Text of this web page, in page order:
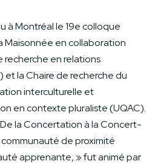
à Montréal le 19e colloque
Maisonnée en collaboration
en relations
et la Chaire de recherche du
interculturelle et
en contexte pluraliste (UQAC).
la Concertation à la Concert-
de proximité
apprenante, » fut animé par